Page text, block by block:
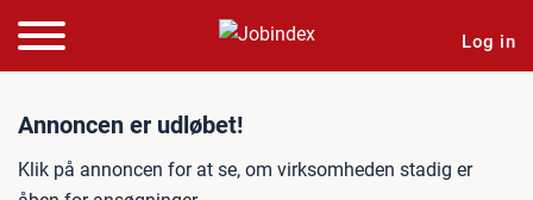
Log in
Jobannonce:
Annoncen er udløbet!
Klik på annoncen for at se, om virksomheden stadig er